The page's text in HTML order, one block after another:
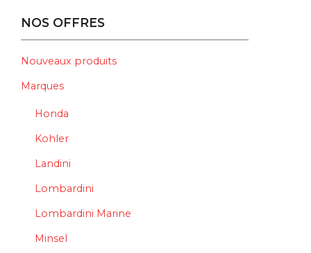
NOS OFFRES
Nouveaux produits
Marques
Honda
Kohler
Landini
Lombardini
Lombardini Marine
Minsel